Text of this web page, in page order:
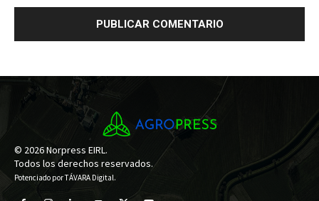
© 2026 Norpress EIRL.
Todos los derechos reservados.
Potenciado porTÁVARA Digital.